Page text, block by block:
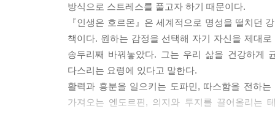
코르티솔은 면역계가 연료로 사용할 수 있게 포
의 균형을 잡아주기에 그 자체로 중요한 역할을 해
--- p.123 「코르티솔」 중에서
엔도르핀은 의학용 모르핀과 달리 인간이 스스로
고 싶을 때 천사의 칵테일에 첨가하면 딱 좋은 물질
--- p.161 「엔도르핀」 중에서
방식으로 스트레스를 풀고자 하기 때문이다.
『인생은 호르몬』은 세계적으로 명성을 떨치던
책이다. 원하는 감정을 선택해 자기 자신을 제대
송두리째 바꿔놓았다. 그는 우리 삶을 건강하게
다스리는 요령에 있다고 말한다.
활력과 흥분을 일으키는 도파민, 따스함을 전하
가져오는 엔도르핀, 의지와 투지를 끌어올리는